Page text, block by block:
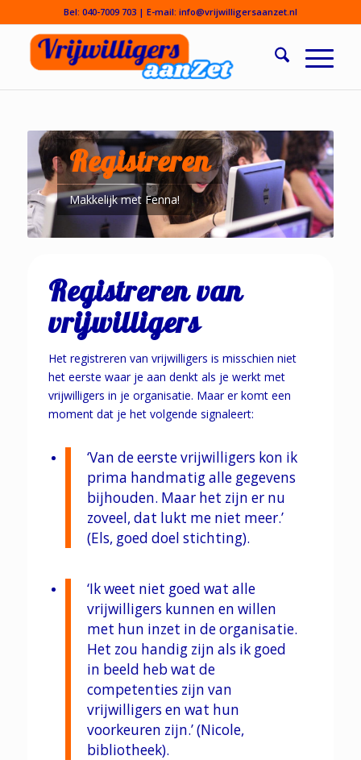
Bel: 040-7009 703| E-mail: info@vrijwilligersaanzet.nl
Registreren
Makkelijk met Fenna!
Registreren van
vrijwilligers
Het registreren van vrijwilligers is misschien niet
het eerste waar je aan denkt als je werkt met
vrijwilligers in je organisatie. Maar er komt een
moment dat je het volgende signaleert:
‘Van de eerste vrijwilligers kon ik
prima handmatig alle gegevens
bijhouden. Maar het zijn er nu
zoveel, dat lukt me niet meer.’
(Els, goed doel stichting).
‘Ik weet niet goed wat alle
vrijwilligers kunnen en willen
met hun inzet in de organisatie.
Het zou handig zijn als ik goed
in beeld heb wat de
competenties zijn van
vrijwilligers en wat hun
voorkeuren zijn.’ (Nicole,
bibliotheek).